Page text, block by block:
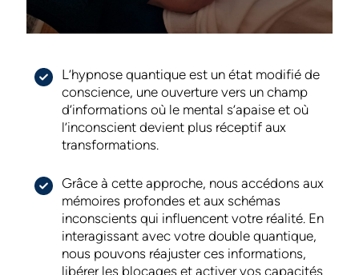
L’hypnose quantique est un état modifié de
conscience, une ouverture vers un champ
d’informations où le mental s’apaise et où
l’inconscient devient plus réceptif aux
transformations.
Grâce à cette approche, nous accédons aux
mémoires profondes et aux schémas
inconscients qui influencent votre réalité. En
interagissant avec votre double quantique,
nous pouvons réajuster ces informations,
libérer les blocages et activer vos capacités